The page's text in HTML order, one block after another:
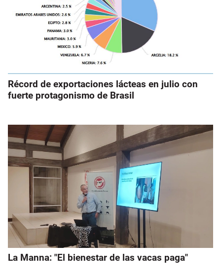
Récord de exportaciones lácteas en julio con
fuerte protagonismo de Brasil
La Manna: "El bienestar de las vacas paga"